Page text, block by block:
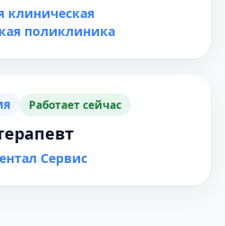
клиническая
поликлиника
Работает сейчас
Сервис